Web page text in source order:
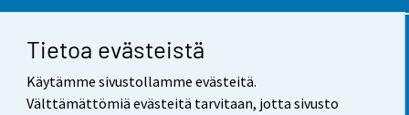
Tietoa evästeistä
Käytämme sivustollamme evästeitä.
Välttämättömiä evästeitä tarvitaan, jotta sivusto
Yhteystiedot
Palaute